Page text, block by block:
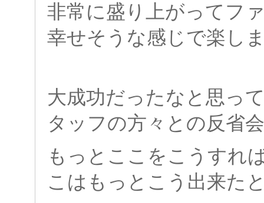
非常に盛り上がってフ
幸せそうな感じで楽し
大成功だったなと思っ
タッフの方々との反省
もっとここをこう すれ
こはもっとこう出来た